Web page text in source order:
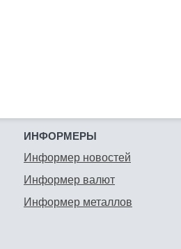
ИНФОРМЕРЫ
Информер новостей
Информер валют
Информер металлов